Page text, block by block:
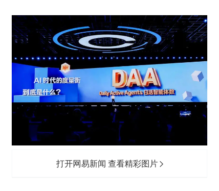
打开网易新闻 查看精彩图片